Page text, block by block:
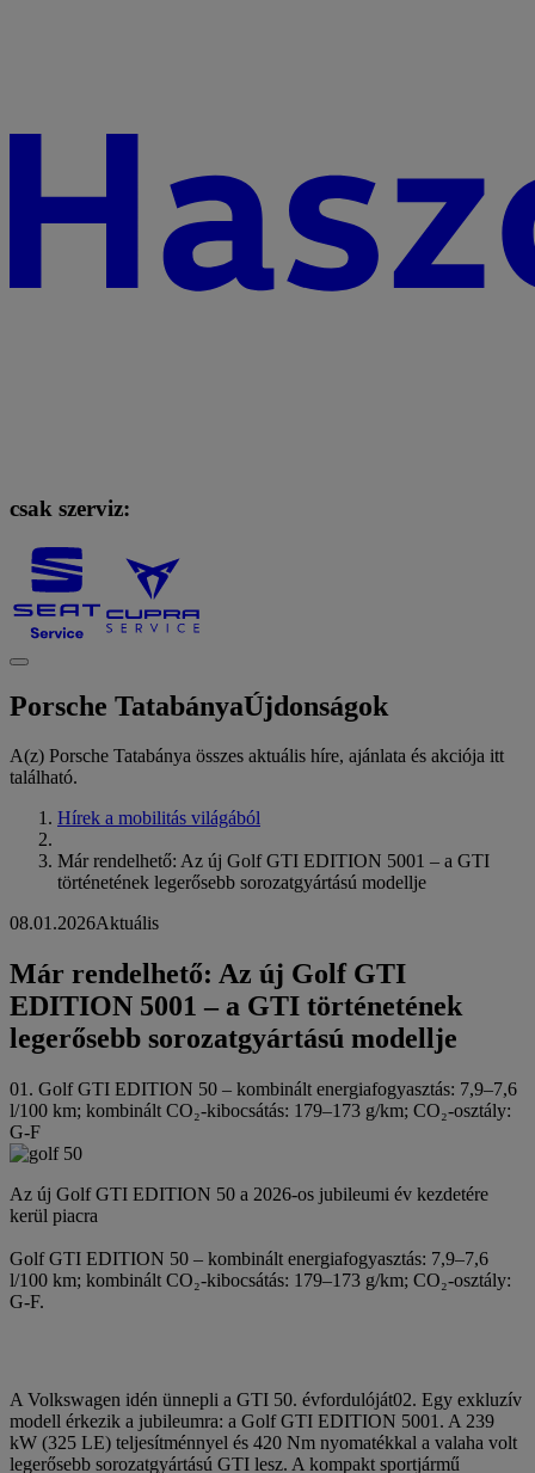
csak szerviz:
Porsche TatabányaÚjdonságok
A(z) Porsche Tatabánya összes aktuális híre, ajánlata és akciója itt
található.
Hírek a mobilitás világából
Már rendelhető: Az új Golf GTI EDITION 5001 – a GTI
történetének legerősebb sorozatgyártású modellje
08.01.2026Aktuális
Már rendelhető: Az új Golf GTI
EDITION 5001 – a GTI történetének
legerősebb sorozatgyártású modellje
01. Golf GTI EDITION 50 – kombinált energiafogyasztás: 7,9–7,6
l/100 km; kombinált CO₂-kibocsátás: 179–173 g/km; CO₂-osztály:
G-F
Az új Golf GTI EDITION 50 a 2026-os jubileumi év kezdetére
kerül piacra
Golf GTI EDITION 50 – kombinált energiafogyasztás: 7,9–7,6
l/100 km; kombinált CO₂-kibocsátás: 179–173 g/km; CO₂-osztály:
G-F.
A Volkswagen idén ünnepli a GTI 50. évfordulóját02. Egy exkluzív
modell érkezik a jubileumra: a Golf GTI EDITION 5001. A 239
kW (325 LE) teljesítménnyel és 420 Nm nyomatékkal a valaha volt
legerősebb sorozatgyártású GTI lesz. A kompakt sportjármű